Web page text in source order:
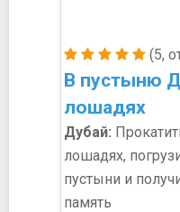
(5,
В пустыню
лошадях
Дубай:
лошадях,
пустыни и
память